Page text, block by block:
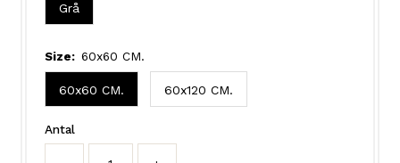
Grå
Size: 60x60 CM.
60x60 CM. 60x120 CM.
Antal